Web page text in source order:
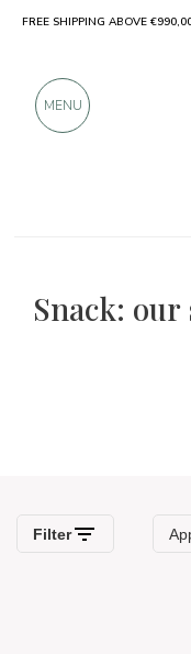
Snack:
FREE SHIPPING ABOVE
MENU